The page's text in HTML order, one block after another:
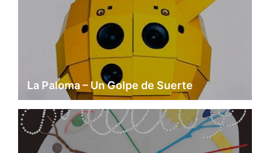
La Paloma – Un Golpe de Suerte